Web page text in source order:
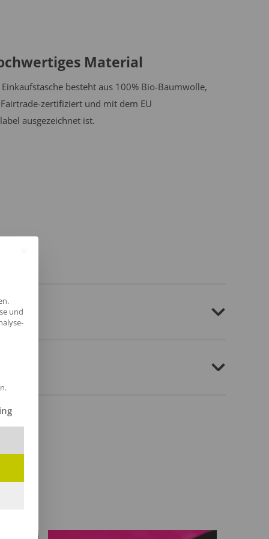
Material
besteht aus 100% Bio-Baumwolle,
zertifiziert und mit dem EU
ausgezeichnet ist.
und
kann. Die erste Service-Gruppe ist essenziell und kann